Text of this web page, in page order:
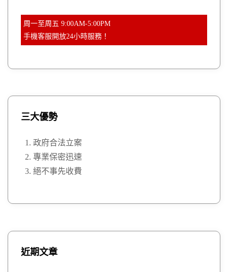
周一至周五 9:00AM-5:00PM
手機客服開放24小時服務！
三大優勢
政府合法立案
專業保密迅速
絕不事先收費
近期文章